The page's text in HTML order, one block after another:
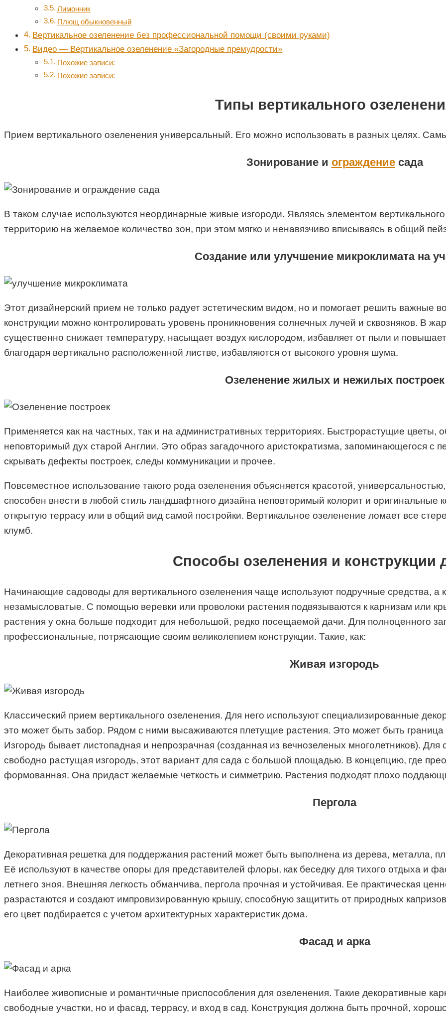
Лимонник
Плющ обыкновенный
Вертикальное озеленение без профессиональной помощи (своими руками)
Видео — Вертикальное озеленение «Загородные премудрости»
Похожие записи:
Похожие записи:
Типы вертикального
Прием вертикального озеленения универсальный. Его можно использовать в разных целях.
Зонирование и ограждениесада
В таком случае используются неординарные живые изгороди. Являясь элементом
территорию на желаемое количество зон, при этом мягко и ненавязчиво вписываясь в общий
Создание или улучшение микроклимата на
Этот дизайнерский прием не только радует эстетическим видом, но и помогает решить
конструкции можно контролировать уровень проникновения солнечных лучей и сквозняков. В
существенно снижает температуру, насыщает воздух кислородом, избавляет от пыли и
благодаря вертикально расположенной листве, избавляются от высокого уровня шума.
Озеленение жилых и нежилых построек
Применяется как на частных, так и на административных территориях. Быстрорастущие цветы,
неповторимый дух старой Англии. Это образ загадочного аристократизма, запоминающегося с
скрывать дефекты построек, следы коммуникации и прочее.
Повсеместное использование такого рода озеленения объясняется красотой,
способен внести в любой стиль ландшафтного дизайна неповторимый колорит и оригинальные
открытую террасу или в общий вид самой постройки. Вертикальное озеленение ломает все
клумб.
Способы озеленения и конструкции
Начинающие садоводы для вертикального озеленения чаще используют подручные средства, а
незамысловатые. С помощью веревки или проволоки растения подвязываются к карнизам или
растения у окна больше подходит для небольшой, редко посещаемой дачи. Для полноценного
профессиональные, потрясающие своим великолепием конструкции. Такие, как:
Живая изгородь
Классический прием вертикального озеленения. Для него используют специализированные
это может быть забор. Рядом с ними высаживаются плетущие растения. Это может быть граница
Изгородь бывает листопадная и непрозрачная (созданная из вечнозеленых многолетников).
свободно растущая изгородь, этот вариант для сада с большой площадью. В концепцию, где
формованная. Она придаст желаемые четкость и симметрию. Растения подходят плохо
Пергола
Декоративная решетка для поддержания растений может быть выполнена из дерева, металла,
Её используют в качестве опоры для представителей флоры, как беседку для тихого отдыха и
летнего зноя. Внешняя легкость обманчива, пергола прочная и устойчивая. Ее практическая
разрастаются и создают импровизированную крышу, способную защитить от природных
его цвет подбирается с учетом архитектурных характеристик дома.
Фасад и арка
Наиболее живописные и романтичные приспособления для озеленения. Такие декоративные
свободные участки, но и фасад, террасу, и вход в сад. Конструкция должна быть прочной,